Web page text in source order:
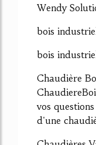
Wendy
bois
bois
Chaudière
vos
d'une